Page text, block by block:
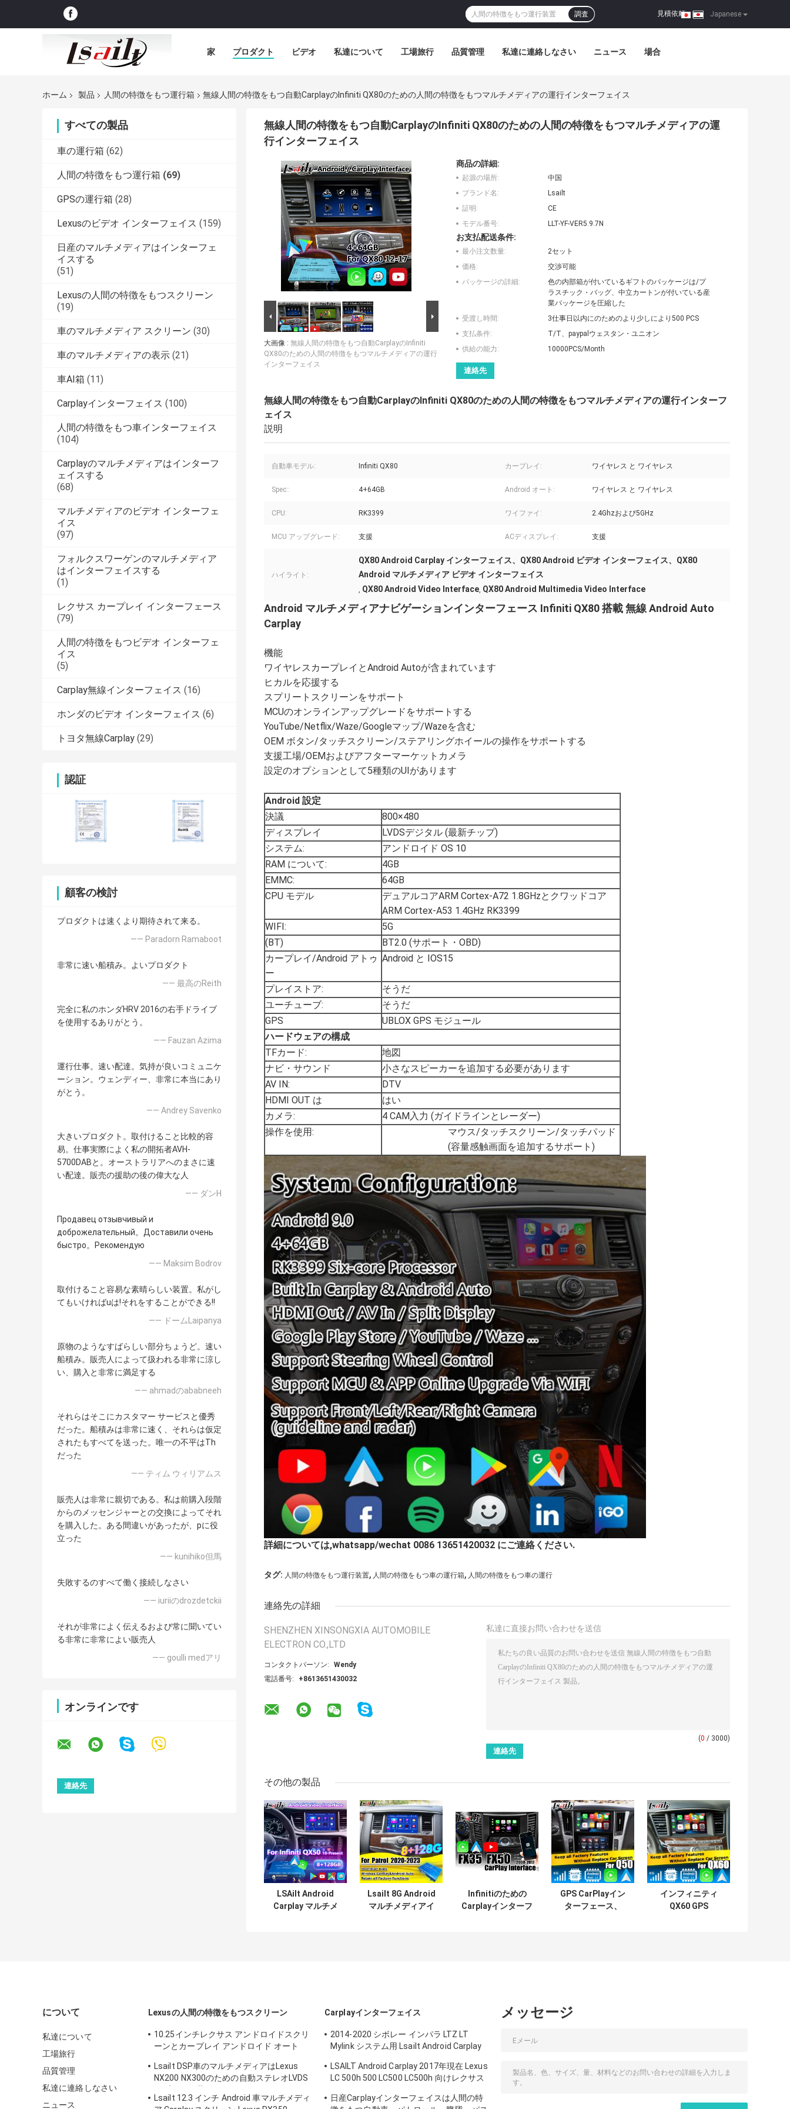
Japanese
見積依頼 |
調査
家 プロダクト ビデオ 私達について 工場旅行 品質管理 私達に連絡しなさい ニュース 場合
ホーム 製品 人間の特徴をもつ運行箱 無線人間の特徴をもつ自動CarplayのInfiniti QX80のための人間の特徴をもつマルチメディアの運行インターフェイス
すべての製品
車の運行箱 (62)
人間の特徴をもつ運行箱 (69)
GPSの運行箱 (28)
Lexusのビデオ インターフェイス (159)
日産のマルチメディアはインターフェ
イスする
(51)
Lexusの人間の特徴をもつスクリーン
(19)
車のマルチメディア スクリーン (30)
車のマルチメディアの表示 (21)
車AI箱 (11)
Carplayインターフェイス (100)
人間の特徴をもつ車インターフェイス
(104)
Carplayのマルチメディアはインターフ
ェイスする
(68)
マルチメディアのビデオ インターフェ
イス
(97)
フォルクスワーゲンのマルチメディア
はインターフェイスする
(1)
レクサス カープレイ インターフェース
(79)
人間の特徴をもつビデオ インターフェ
イス
(5)
Carplay無線インターフェイス (16)
ホンダのビデオ インターフェイス (6)
トヨタ無線Carplay (29)
認証
顧客の検討
プロダクトは速くより期待されて来る。
—— Paradorn Ramaboot
非常に速い船積み。よいプロダクト
—— 最高のReith
完全に私のホンダHRV 2016の右手ドライブ
を使用するありがとう。
—— Fauzan Azima
運行仕事。速い配達。気持が良いコミュニケ
ーション。ウェンディー、非常に本当にあり
がとう。
—— Andrey Savenko
大きいプロダクト。取付けること比較的容
易。仕事実際によく私の開拓者AVH-
5700DABと。オーストラリアへのまさに速
い配達。販売の援助の後の偉大な人
—— ダンH
Продавец отзывчивый и
доброжелательный。Доставили очень
быстро。Рекомендую
—— Maksim Bodrov
取付けること容易な素晴らしい装置。私がし
てもいければuは!それをすることができる!!
—— ドームLaipanya
原物のようなすばらしい部分ちょうど。速い
船積み。販売人によって扱われる非常に涼し
い、購入と非常に満足する
—— ahmadのababneeh
それらはそこにカスタマー サービスと優秀
だった。船積みは非常に速く、それらは仮定
されたもすべてを送った。唯一の不平はTh
だった
—— ティム ウィリアムス
販売人は非常に親切である。私は前購入段階
からのメッセンジャーとの交換によってそれ
を購入した。ある間違いがあったが、pに役
立った
—— kunihiko但馬
失敗するのすべて働く接続しなさい
—— iuriiのdrozdetckii
それが非常によく伝えるおよび常に聞いてい
る非常に非常によい販売人
—— goulli medアリ
オンラインです
無線人間の特徴をもつ自動CarplayのInfiniti QX80のための人間の特徴をもつマルチメディアの運
行インターフェイス
大画像 : 無線人間の特徴をもつ自動CarplayのInfiniti
QX80のための人間の特徴をもつマルチメディアの運行
インターフェイス
商品の詳細:
起源の場所:
中国
ブランド名:
Lsailt
証明:
CE
モデル番号:
LLT-YF-VER5.9.7N
お支払配送条件:
最小注文数量:
2セット
価格:
交渉可能
パッケージの詳細:
色の内部箱が付いているギフトのパッケージは/プ
ラスチック・バッグ、中立カートンが付いている産
業パッケージを圧縮した
受渡し時間:
3仕事日以内にのためのより少しにより500 PCS
支払条件:
T/T、paypalウェスタン・ユニオン
供給の能力:
10000PCS/Month
連絡先
無線人間の特徴をもつ自動CarplayのInfiniti QX80のための人間の特徴をもつマルチメディアの運行インターフ
ェイス
説明
自動車モデル: Infiniti QX80 カープレイ: ワイヤレス と ワイヤレス
Spec:: 4+64GB Android オート: ワイヤレス と ワイヤレス
CPU: RK3399 ワイファイ: 2.4Ghzおよび5GHz
MCU アップグレード: 支援 ACディスプレイ: 支援
ハイライト:
QX80 Android Carplay インターフェイス、QX80 Android ビデオ インターフェイス、QX80
Android マルチメディア ビデオ インターフェイス
, QX80 Android Video Interface, QX80 Android Multimedia Video Interface
Android マルチメディアナビゲーションインターフェース Infiniti QX80 搭載 無線 Android Auto
Carplay
機能
ワイヤレスカープレイとAndroid Autoが含まれています
ヒカルを応援する
スプリートスクリーンをサポート
MCUのオンラインアップグレードをサポートする
YouTube/Netflix/Waze/Googleマップ/Wazeを含む
OEM ボタン/タッチスクリーン/ステアリングホイールの操作をサポートする
支援工場/OEMおよびアフターマーケットカメラ
設定のオプションとして5種類のUIがあります
Android 設定
決議
800×480
ディスプレイ
LVDSデジタル (最新チップ)
システム:
アンドロイド OS 10
RAM について:
4GB
EMMC:
64GB
CPU モデル
デュアルコアARM Cortex-A72 1.8GHzとクワッドコア
ARM Cortex-A53 1.4GHz RK3399
WIFI:
5G
(BT)
BT2.0 (サポート・OBD)
カープレイ/Android アトゥ
ー
Android と IOS15
プレイストア:
そうだ
ユーチューブ:
そうだ
GPS
UBLOX GPS モジュール
ハードウェアの構成
TFカード:
地図
ナビ・サウンド
小さなスピーカーを追加する必要があります
AV IN:
DTV
HDMI OUT は
はい
カメラ:
4 CAM入力 (ガイドラインとレーダー)
操作を使用:
マウス/タッチスクリーン/タッチパッド
(容量感触画面を追加するサポート)
詳細については,whatsapp/wechat 0086 13651420032 にご連絡ください.
タグ: 人間の特徴をもつ運行装置, 人間の特徴をもつ車の運行箱, 人間の特徴をもつ車の運行
連絡先の詳細
SHENZHEN XINSONGXIA AUTOMOBILE
ELECTRON CO.,LTD
コンタクトパーソン:
Wendy
電話番号:
+8613651430032
私達に直接お問い合わせを送信
(0 / 3000)
その他の製品
LSAilt Android
Carplay マルチメ
Lsailt 8G Android
マルチメディアイ
Infinitiのための
Carplayインターフ
GPS CarPlayイン
ターフェース、
インフィニティ
QX60 GPS
について
私達について
工場旅行
品質管理
私達に連絡しなさい
ニュース
Lexusの人間の特徴をもつスクリーン
10.25インチレクサス アンドロイドスクリ
ーンとカープレイ アンドロイド オート
Lsailt DSP車のマルチメディアはLexus
NX200 NX300のための自動ステレオLVDS
Lsailt 12.3 インチ Android 車マルチメディ
Carplayインターフェイス
2014-2020 シボレー インパラ LTZ LT
Mylink システム用 Lsailt Android Carplay
LSAILT Android Carplay 2017年現在 Lexus
LC 500h 500 LC500 LC500h 向けレクサス
日産Carplayインターフェイスは人間の特
メッセージ